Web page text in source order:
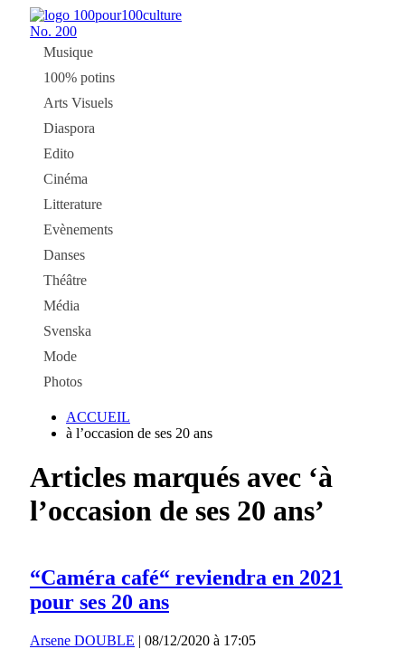
No. 200
Musique
100% potins
Arts Visuels
Diaspora
Edito
Cinéma
Litterature
Evènements
Danses
Théâtre
Média
Svenska
Mode
Photos
ACCUEIL
à l’occasion de ses 20 ans
Articles marqués avec ‘à
l’occasion de ses 20 ans’
“Caméra café“ reviendra en 2021
pour ses 20 ans
Arsene DOUBLE | 08/12/2020 à 17:05